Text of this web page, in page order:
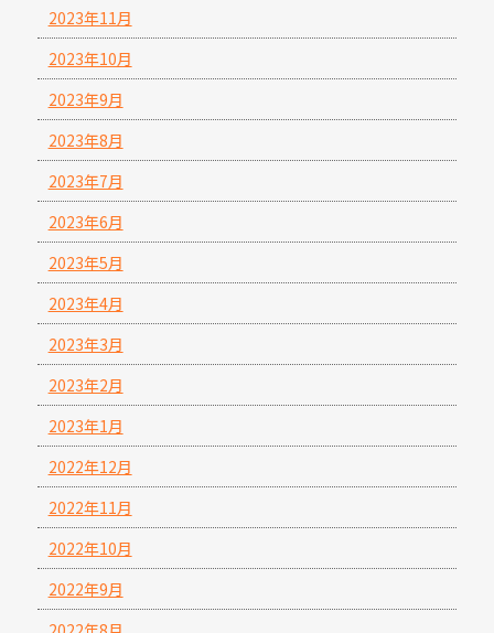
2023年11月
2023年10月
2023年9月
2023年8月
2023年7月
2023年6月
2023年5月
2023年4月
2023年3月
2023年2月
2023年1月
2022年12月
2022年11月
2022年10月
2022年9月